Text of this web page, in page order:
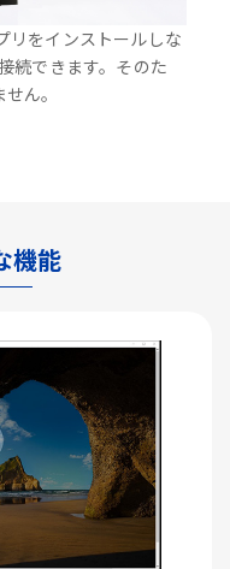
リをインストールしな
続できます。そのた
ん。
機能